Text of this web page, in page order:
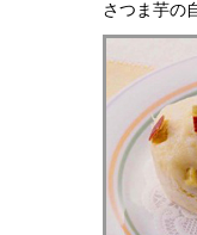
さつま芋の